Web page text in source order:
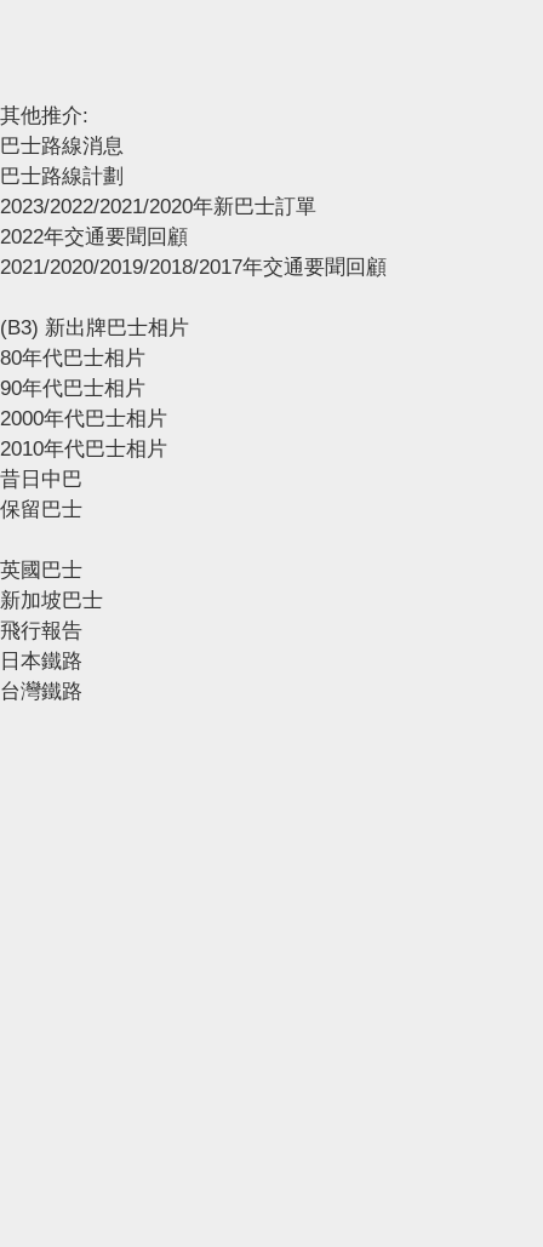
其他推介:
巴士路線消息
巴士路線計劃
2023/2022/2021/2020年新巴士訂單
2022年交通要聞回顧
2021/2020/2019/2018/2017年交通要聞回顧
(B3) 新出牌巴士相片
80年代巴士相片
90年代巴士相片
2000年代巴士相片
2010年代巴士相片
昔日中巴
保留巴士
英國巴士
新加坡巴士
飛行報告
日本鐵路
台灣鐵路